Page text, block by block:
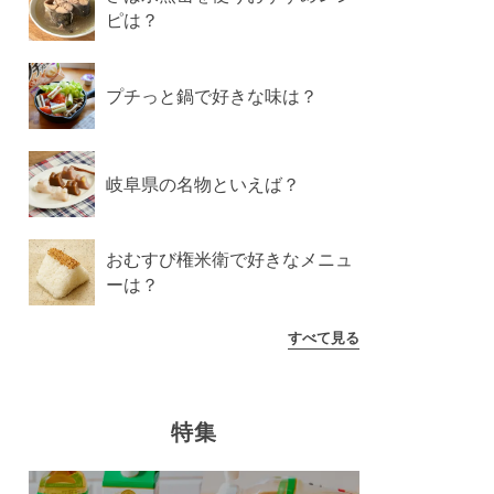
ピは？
プチっと鍋で好きな味は？
岐阜県の名物といえば？
おむすび権米衛で好きなメニュ
ーは？
すべて見る
特集